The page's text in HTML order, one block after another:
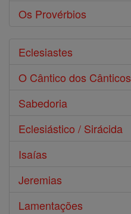
Os Provérbios
Eclesiastes
O Cântico dos Cânticos
Sabedoria
Eclesiástico / Sirácida
Isaías
Jeremias
Lamentações